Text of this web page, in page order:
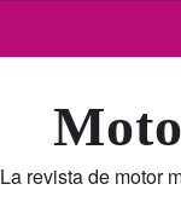
La revista de motor